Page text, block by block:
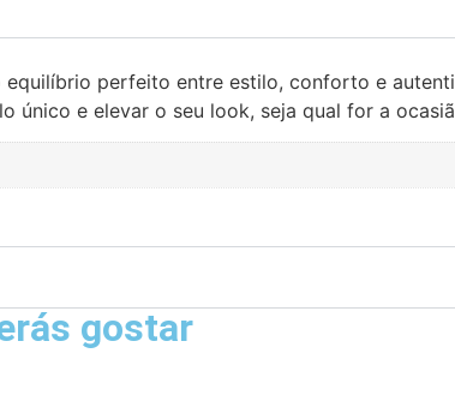
perfeito entre estilo, conforto e
único e elevar o seu look, seja qual for a
gostar